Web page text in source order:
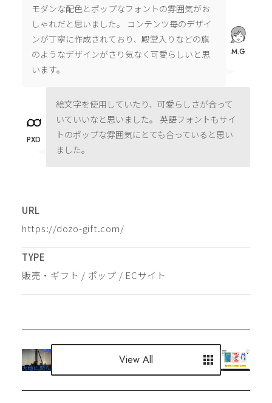
モダンな配色とポップなフォントの雰囲気がお
しゃれだと思いました。 コンテンツ毎のデザイ
ンが丁寧に作成されており、殿堂入りなどの旗
のようなデザインがさり気なく可愛らしいと思
います。
M.G
絵文字を使用していたり、可愛らしさが合って
いていいなと思いました。 英語フォントもサイ
トのポップな雰囲気にとても合っていると思い
ました。
PXD
URL
https://dozo-gift.com/
TYPE
販売・ギフト / ポップ / ECサイト
View All
View All